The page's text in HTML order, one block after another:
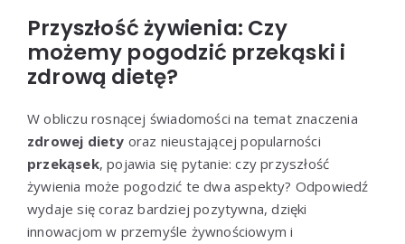
Przyszłość żywienia: Czy
możemy pogodzić przekąski i
zdrową dietę?
W obliczu rosnącej świadomości na temat znaczenia
zdrowej diety oraz nieustającej popularności
przekąsek, pojawia się pytanie: czy przyszłość
żywienia może pogodzić te dwa aspekty? Odpowiedź
wydaje się coraz bardziej pozytywna, dzięki
innowacjom w przemyśle żywnościowym i